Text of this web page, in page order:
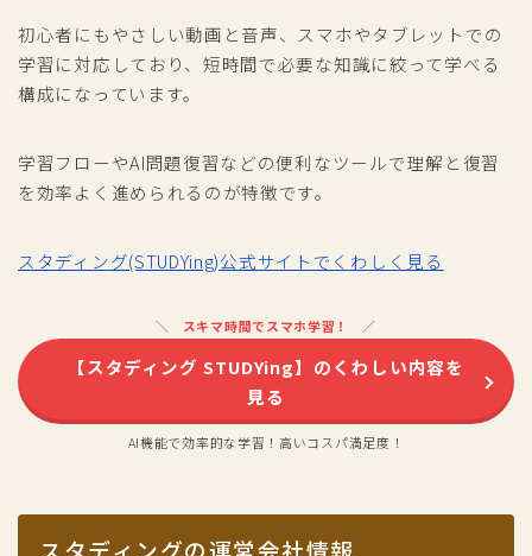
初心者にもやさしい動画と音声、スマホやタブレットでの
学習に対応しており、短時間で必要な知識に絞って学べる
構成になっています。
学習フローやAI問題復習などの便利なツールで理解と復習
を効率よく進められるのが特徴です。
スタディング(STUDYing)公式サイトでくわしく見る
スキマ時間でスマホ学習！
【スタディング STUDYing】のくわしい内容を
見る
AI機能で効率的な学習！高いコスパ満足度！